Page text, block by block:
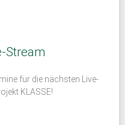
Stream
für die nächsten Live-
KLASSE!